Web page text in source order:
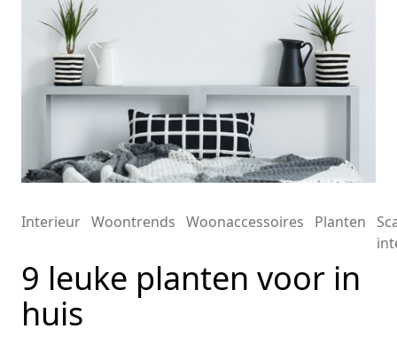
Interieur Woontrends Woonaccessoires Planten
9 leuke planten voor in
huis